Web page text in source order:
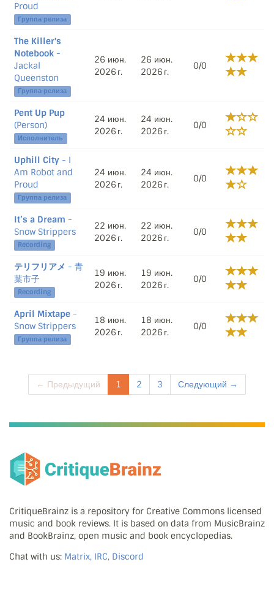
Proud
Группа релиза
The Killer's
Notebook -
Jackal
Queenston
Группа релиза
26 июн.
2026 г.
26 июн.
2026 г.
0/0
Pent Up Pup
(Person)
Исполнитель
24 июн.
2026 г.
24 июн.
2026 г.
0/0
Uphill City - I
Am Robot and
Proud
Группа релиза
24 июн.
2026 г.
24 июн.
2026 г.
0/0
It’s a Dream -
Snow Strippers
Recording
22 июн.
2026 г.
22 июн.
2026 г.
0/0
テリフリアメ - 青
葉市子
Recording
19 июн.
2026 г.
19 июн.
2026 г.
0/0
April Mixtape -
Snow Strippers
Группа релиза
18 июн.
2026 г.
18 июн.
2026 г.
0/0
← Предыдущий 1 2 3 Следующий →
CritiqueBrainz is a repository for Creative Commons licensed
music and book reviews. It is based on data from MusicBrainz
and BookBrainz, open music and book encyclopedias.
Chat with us: Matrix, IRC, Discord